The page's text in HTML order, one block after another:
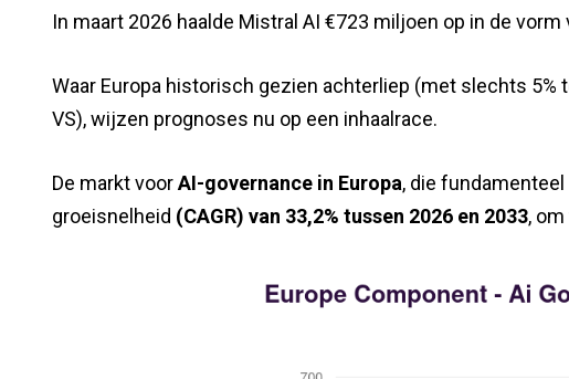
In maart 2026 haalde Mistral AI €723 miljoen op in de
Waar Europa historisch gezien achterliep (met slechts
VS), wijzen prognoses nu op een inhaalrace.
De markt voorAI-governance in Europa, die
groeisnelheid (CAGR) van 33,2% tussen 2026 en 2033,